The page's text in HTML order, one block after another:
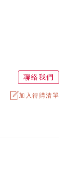
聯絡我們
加入待購清單